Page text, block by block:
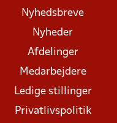
Nyhedsbreve
Nyheder
Afdelinger
Medarbejdere
Ledige stillinger
Privatlivspolitik